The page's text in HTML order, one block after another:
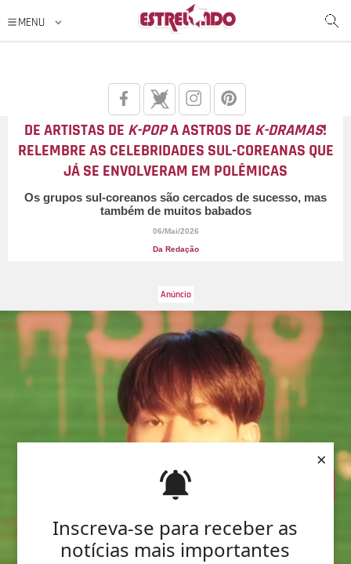
Inscreva-se para receber as
notícias mais importantes
×
DE ARTISTAS DE K-POPA ASTROS DE K-DRAMAS!
RELEMBRE AS CELEBRIDADES SUL-COREANAS QUE
JÁ SE ENVOLVERAM EM POLÊMICAS
Os grupos sul-coreanos são cercados de sucesso, mas
também de muitos babados
06/Mai/2026
Da Redação